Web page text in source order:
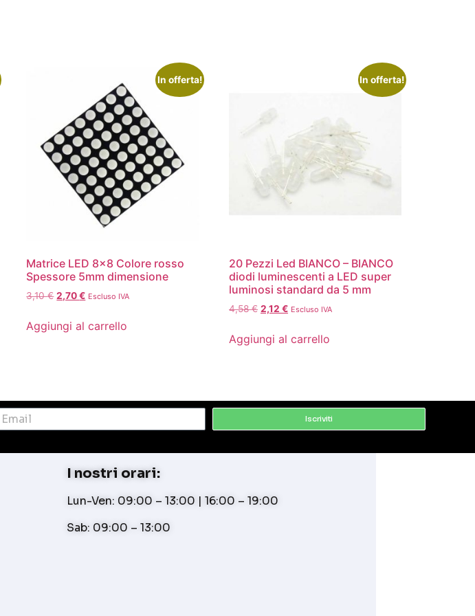
In offerta!
Matrice LED 8×8 Colore rosso
Spessore 5mm dimensione
3,10€ 2,70€ Escluso IVA
Aggiungi al carrello
In offerta!
20 Pezzi Led BIANCO – BIANCO
diodi luminescenti a LED super
luminosi standard da 5 mm
4,58€ 2,12€ Escluso IVA
Aggiungi al carrello
Iscriviti
I nostri orari:
Lun-Ven: 09:00 – 13:00 | 16:00 – 19:00
Sab: 09:00 – 13:00